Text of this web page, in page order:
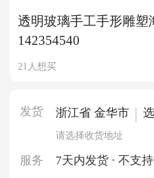
透明玻璃手工手形雕塑
142354540
21人想买
发货 浙江省 金华市 |
请选择收货地址
服务 7天内发货 · 不支